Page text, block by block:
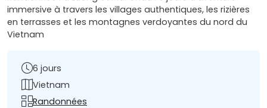
immersive à travers les villages authentiques, les rizières
en terrasses et les montagnes verdoyantes du nord du
Vietnam
6 jours
Vietnam
Randonnées